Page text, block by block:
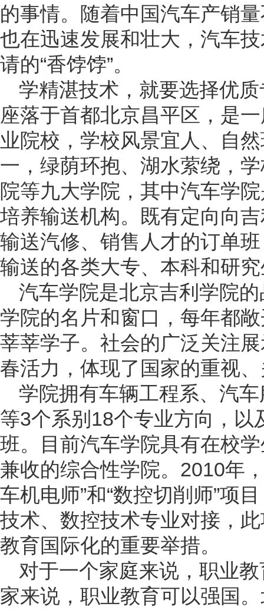
的事情。随着中国汽车产销
也在迅速发展和壮大，汽车
请的“香饽饽”。
学精湛技术，就要选择优
座落于首都北京昌平区，是
业院校，学校风景宜人、自
一，绿荫环抱、湖水萦绕，
院等九大学院，其中汽车学
培养输送机构。既有定向向
输送汽修、销售人才的订单
输送的各类大专、本科和研
汽车学院是北京吉利学院
学院的名片和窗口，每年都
莘莘学子。社会的广泛关注
春活力，体现了国家的重视
学院拥有车辆工程系、汽
等3个系别18个专业方向，以
班。目前汽车学院具有在校
兼收的综合性学院。2010年
车机电师”和“数控切削师”项
技术、数控技术专业对接，
教育国际化的重要举措。
对于一个家庭来说，职业
家来说，职业教育可以强国